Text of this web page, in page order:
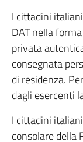
I cittadini
DAT nella
privata
consegnata
di residenza.
dagli esercenti
I cittadini
consolare della